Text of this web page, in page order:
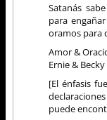
Satanás
para
oramos para
Amor &
Ernie & Becky
[El énfasis
puede